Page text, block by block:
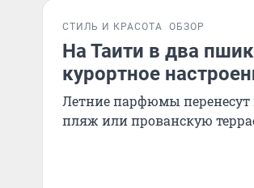
СТИЛЬ И КРАСОТА ОБЗОР
На Таити в два
курортное
Летние парфюмы
пляж или прованскую